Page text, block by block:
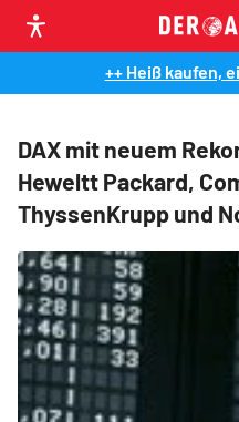
++ Heiß kaufen,
DAX mit neuem
Heweltt Packard,
ThyssenKrupp und